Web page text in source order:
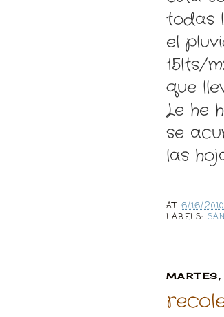
todas
el
15lts/
que
Le he
se
las
AT6/16/
LABELS: